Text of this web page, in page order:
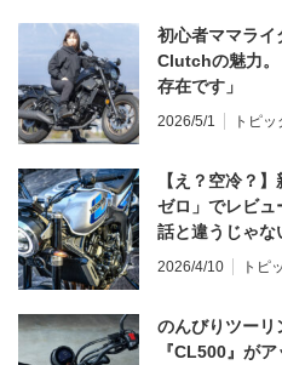
初心者ママラ
Clutchの魅力。
存在です」
2026/5/1 トピッ
【え？空冷？
ゼロ」でレビ
話と違うじゃ
てならず／
2026/4/10 トピ
のんびりツーリ
『CL500』が